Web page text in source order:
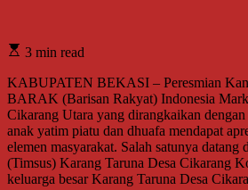
3 min read
KABUPATEN BEKASI – Peresmian
BARAK (Barisan Rakyat) Indonesia
Cikarang Utara yang dirangkaikan
anak yatim piatu dan dhuafa mendapat
elemen masyarakat. Salah satunya
(Timsus) Karang Taruna Desa Cikarang
keluarga besar Karang Taruna Desa